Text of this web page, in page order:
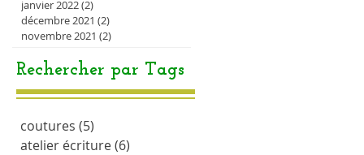
janvier 2022(2)
décembre 2021 (2)
novembre 2021 (2)
Rechercher par Tags
coutures (5)
atelier écriture(6)